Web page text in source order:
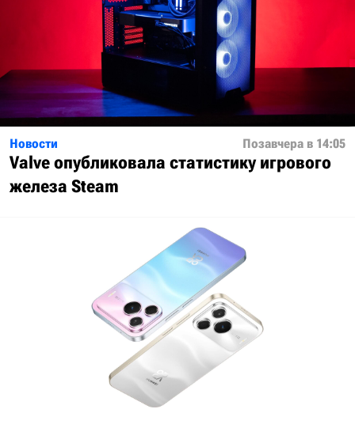
Новости Позавчера в 14:05
Valve опубликовала статистику игрового
железа Steam